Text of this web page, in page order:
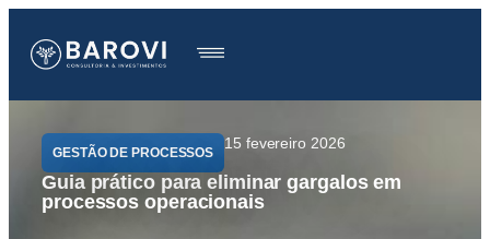
GESTÃO DE PROCESSOS
15 fevereiro 2026
Guia prático para eliminar gargalos em
processos operacionais